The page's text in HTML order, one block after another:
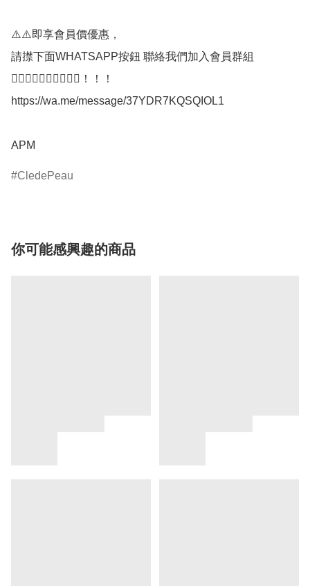
⚠️⚠️即享會員價優惠，
請㩒下面WHATSAPP按鈕 聯絡我們加入會員群組
👇🏼👇🏼👇🏼👇🏼👇🏼！！！
https://wa.me/message/37YDR7KQSQIOL1
APM
CledePeau
你可能感興趣的商品